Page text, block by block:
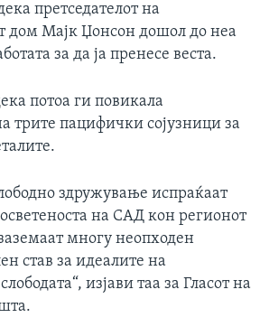
претседателот на
дом Мајк Џонсон дошол до неа
за да ја пренесе веста.
потоа ги повикала
трите пацифички сојузници за
здружување испраќаат
на САД кон регионот
многу неопходен
став за идеалите на
изјави таа за Гласот на